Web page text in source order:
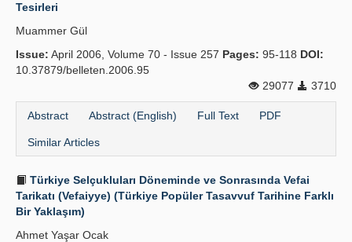
Tesirleri
Muammer Gül
Issue: April 2006, Volume 70 - Issue 257 Pages: 95-118 DOI:
10.37879/belleten.2006.95
29077
3710
Abstract Abstract (English) Full Text PDF
Similar Articles
Türkiye Selçukluları Döneminde ve Sonrasında Vefai
Tarikatı (Vefaiyye) (Türkiye Popüler Tasavvuf Tarihine Farklı
Bir Yaklaşım)
Ahmet Yaşar Ocak